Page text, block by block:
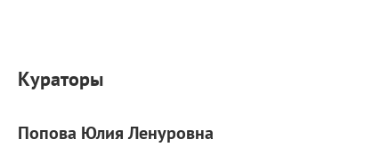
Кураторы
Попова Юлия Ленуровна